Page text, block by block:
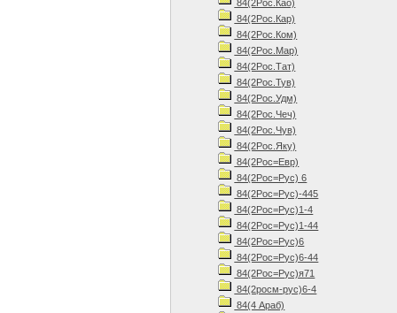
84(2Рос.Као)
84(2Рос.Кар)
84(2Рос.Ком)
84(2Рос.Мар)
84(2Рос.Тат)
84(2Рос.Тув)
84(2Рос.Удм)
84(2Рос.Чеч)
84(2Рос.Чув)
84(2Рос.Яку)
84(2Рос=Евр)
84(2Рос=Рус) 6
84(2Рос=Рус)-445
84(2Рос=Рус)1-4
84(2Рос=Рус)1-44
84(2Рос=Рус)6
84(2Рос=Рус)6-44
84(2Рос=Рус)я71
84(2росм-рус)6-4
84(4 Араб)